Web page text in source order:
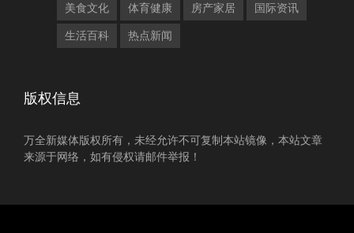
美食文化 体育健康 房产家居 国际资讯
生活百科 热点新闻
版权信息
万全新媒体版权所有，未经允许不可复制本站镜像，本站文章
来源于网络，如有侵权请邮件举报！